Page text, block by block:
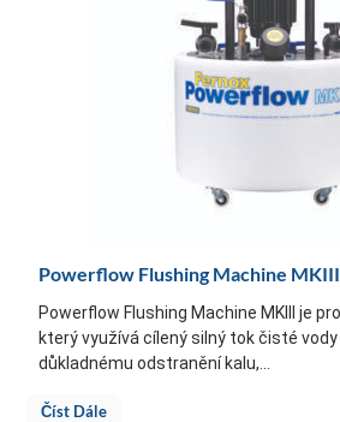
Powerflow Flushing Machine
Powerflow Flushing Machine MKIII je
který využívá cílený silný tok čisté
důkladnému odstranění kalu,...
Číst Dále